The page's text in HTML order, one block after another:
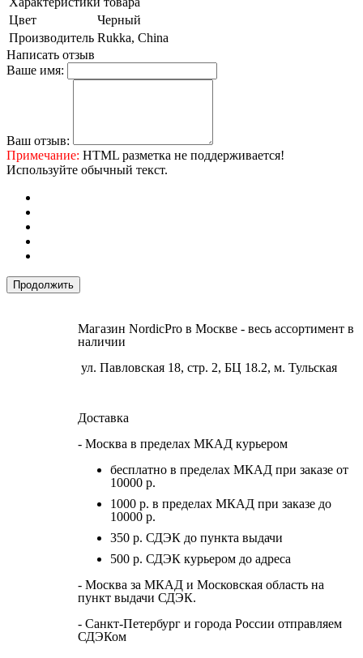
Цвет
Черный
Производитель Rukka, China
Написать отзыв
Ваше имя:
Ваш отзыв:
Примечание: HTML разметка не поддерживается!
Используйте обычный текст.
Продолжить
Магазин NordicPro в Москве - весь ассортимент в
наличии
ул. Павловская 18, стр. 2, БЦ 18.2, м. Тульская
Доставка
- Москва в пределах МКАД курьером
бесплатно в пределах МКАД при заказе от
10000 р.
1000 р. в пределах МКАД при заказе до
10000 р.
350 р. СДЭК до пункта выдачи
500 р. СДЭК курьером до адреса
- Москва за МКАД и Московская область на
пункт выдачи СДЭК.
- Санкт-Петербург и города России отправляем
СДЭКом